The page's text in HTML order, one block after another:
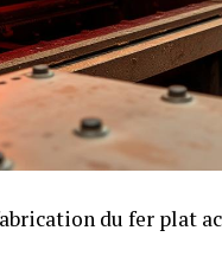
du fer plat